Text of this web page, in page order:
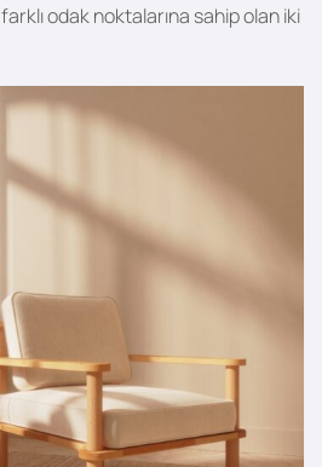
farklı odak noktalarına sahip olan iki